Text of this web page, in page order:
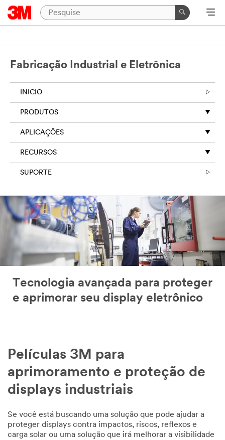
Fabricação Industrial e Eletrônica
INICIO
PRODUTOS
APLICAÇÕES
RECURSOS
SUPORTE
Tecnologia avançada para proteger
e aprimorar seu display eletrônico
Películas 3M para
aprimoramento e proteção de
displays industriais
Se você está buscando uma solução que pode ajudar a
proteger displays contra impactos, riscos, reflexos e
carga solar ou uma solução que irá melhorar a visibilidade